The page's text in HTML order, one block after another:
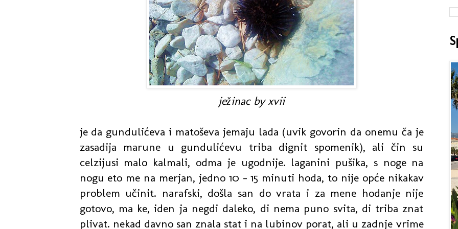
ježinac by xvii
je da gundulićeva i matoševa jemaju lada (uvik govorin da onemu ča je
zasadija marune u gundulićevu triba dignit spomenik), ali čin su
celzijusi malo kalmali, odma je ugodnije. laganini pušika, s noge na
nogu eto me na merjan, jedno 10 - 15 minuti hoda, to nije opće nikakav
problem učinit. narafski, došla san do vrata i za mene hodanje nije
gotovo, ma ke, iden ja negdi daleko, di nema puno svita, di triba znat
plivat. nekad davno san znala stat i na lubinov porat, ali u zadnje vrime